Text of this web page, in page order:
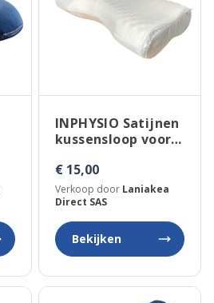
INPHYSIO Satijnen
kussensloop voor
€ 15,00
Verkoop door Laniakea
Direct SAS
Bekijken